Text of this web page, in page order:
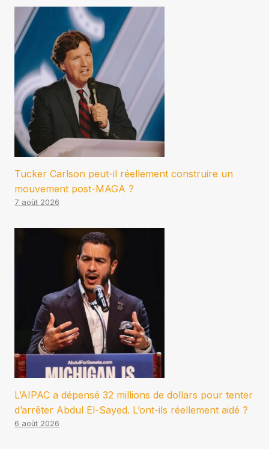
Tucker Carlson peut-il réellement construire un
mouvement post-MAGA ?
7 août 2026
L’AIPAC a dépensé 32 millions de dollars pour tenter
d’arrêter Abdul El-Sayed. L’ont-ils réellement aidé ?
6 août 2026